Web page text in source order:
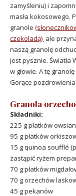
zamyśleniu) i
masła kokosowego.
granole
czekoladą) ale
naszą granolę
jest pysznie. Światła
w głowie. A tę
Gorące
Granola
Składniki:
225 g płatków
95 g płatków
15 g quinoa soufflé
zastąpić ryżem
70 g płatków
70 g orzechów
45 g pekanów